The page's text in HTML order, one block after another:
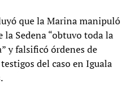
que la Marina manipuló
la Sedena “obtuvo toda la
y falsificó órdenes de
del caso en Iguala